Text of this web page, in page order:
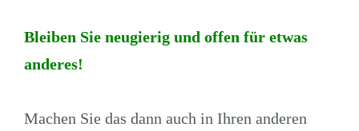
Bleiben Sie neugierig und offen für etwas
anderes!
Machen Sie das dann auch in Ihren anderen